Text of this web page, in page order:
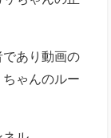
あり動画の
ゃんのルー